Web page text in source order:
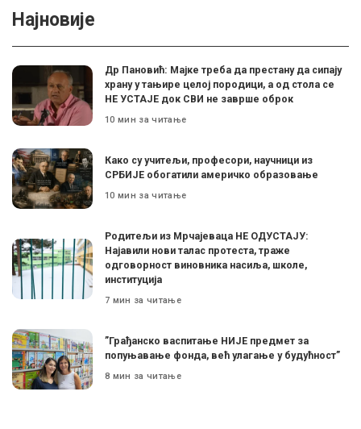
Најновије
Др Пановић: Мајке треба да престану да сипају
храну у тањире целој породици, а од стола се
НЕ УСТАЈЕ док СВИ не заврше оброк
10 мин за читање
Како су учитељи, професори, научници из
СРБИЈЕ обогатили америчко образовање
10 мин за читање
Родитељи из Мрчајеваца НЕ ОДУСТАЈУ:
Најавили нови талас протеста, траже
одговорност виновника насиља, школе,
институција
7 мин за читање
”Грађанско васпитање НИЈЕ предмет за
попуњавање фонда, већ улагање у будућност”
8 мин за читање